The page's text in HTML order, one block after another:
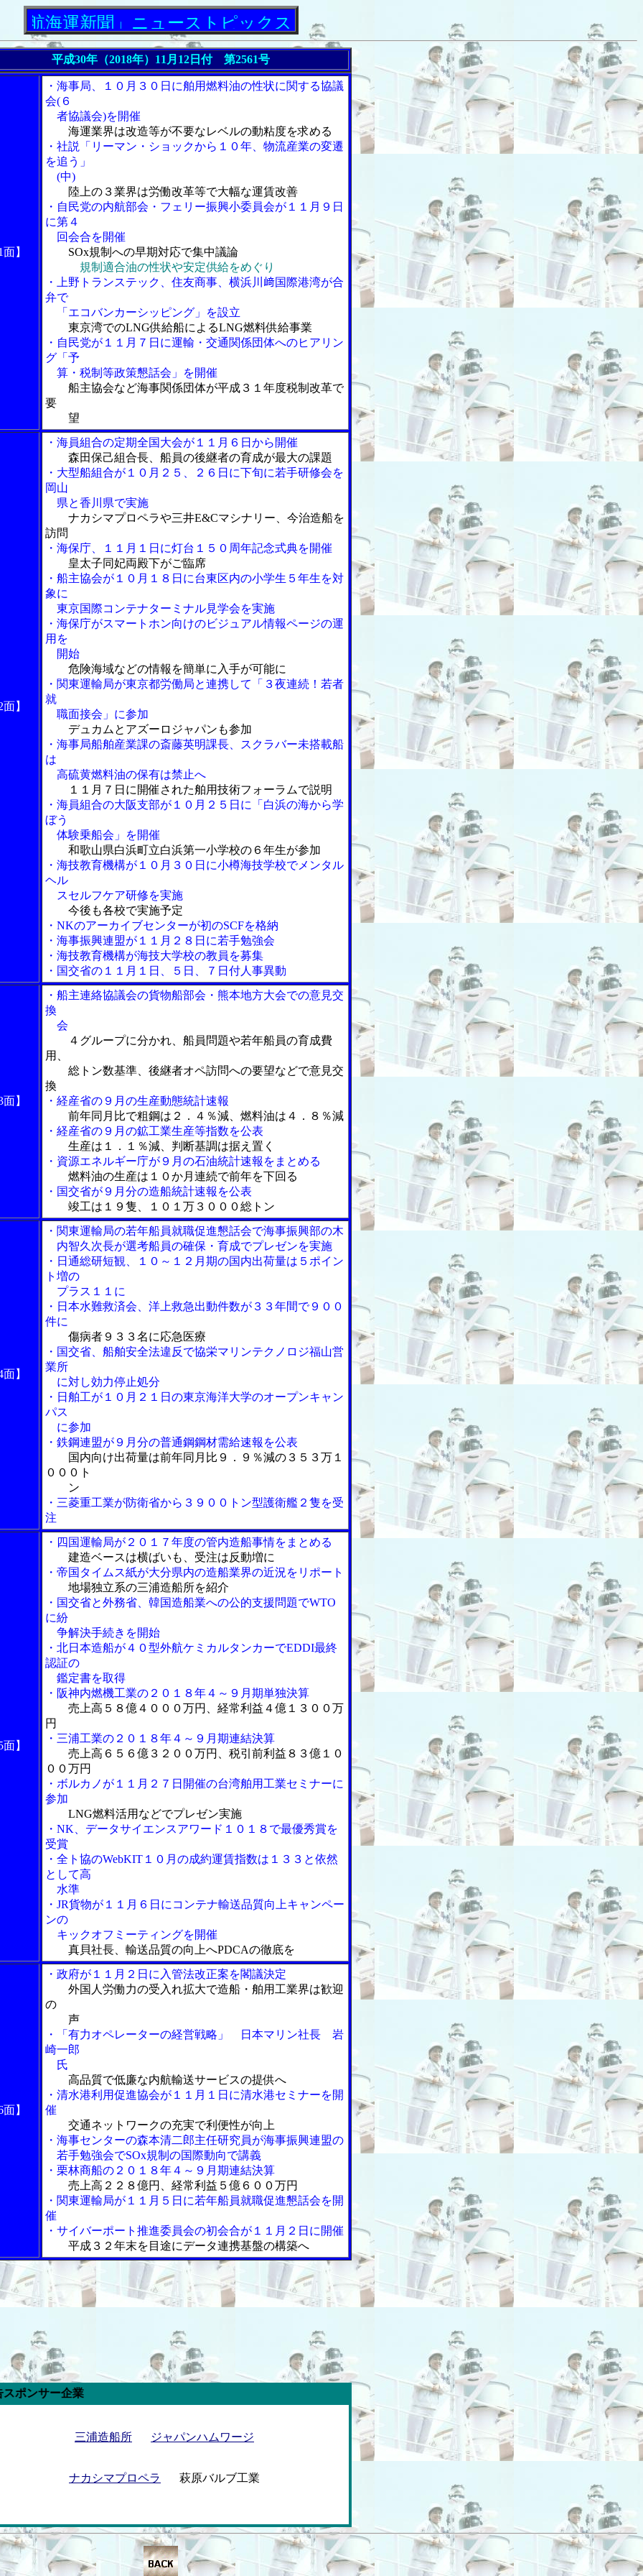
運新聞」ニューストピックス
平成30年（2018年） 11月12日付 第2561号
】
・海事局、１０月３０日に舶用燃料油の性状に関する協議
会(６
者協議会)を開催
海運業界は改造等が不要なレベルの動粘度を求める
・社説「リーマン・ショックから１０年、物流産業の変遷
を追う」
(中)
陸上の３業界は労働改革等で大幅な運賃改善
・自民党の内航部会・フェリー振興小委員会が１１月９日
に第４
回会合を開催
SOx規制への早期対応で集中議論
規制適合油の性状や安定供給をめぐり
・上野トランステック、住友商事、横浜川﨑国際港湾が合
弁で
「エコバンカーシッピング」を設立
東京湾でのLNG供給船によるLNG燃料供給事業
・自民党が１１月７日に運輸・交通関係団体へのヒアリン
グ「予
算・税制等政策懇話会」を開催
船主協会など海事関係団体が平成３１年度税制改革で
要
望
】
・海員組合の定期全国大会が１１月６日から開催
森田保己組合長、船員の後継者の育成が最大の課題
・大型船組合が１０月２５、２６日に下旬に若手研修会を
岡山
県と香川県で実施
ナカシマプロペラや三井E&Cマシナリー、今治造船を
訪問
・海保庁、１１月１日に灯台１５０周年記念式典を開催
皇太子同妃両殿下がご臨席
・船主協会が１０月１８日に台東区内の小学生５年生を対
象に
東京国際コンテナターミナル見学会を実施
・海保庁がスマートホン向けのビジュアル情報ページの運
用を
開始
危険海域などの情報を簡単に入手が可能に
・関東運輸局が東京都労働局と連携して「３夜連続！若者
就
職面接会」に参加
デュカムとアズーロジャパンも参加
・海事局船舶産業課の斎藤英明課長、スクラバー未搭載船
は
高硫黄燃料油の保有は禁止へ
１１月７日に開催された舶用技術フォーラムで説明
・海員組合の大阪支部が１０月２５日に「白浜の海から学
ぼう
体験乗船会」を開催
和歌山県白浜町立白浜第一小学校の６年生が参加
・海技教育機構が１０月３０日に小樽海技学校でメンタル
ヘル
スセルフケア研修を実施
今後も各校で実施予定
・NKのアーカイブセンターが初のSCFを格納
・海事振興連盟が１１月２８日に若手勉強会
・海技教育機構が海技大学校の教員を募集
・国交省の１１月１日、５日、７日付人事異動
】
・船主連絡協議会の貨物船部会・熊本地方大会での意見交
換
会
４グループに分かれ、船員問題や若年船員の育成費
用、
総トン数基準、後継者オペ訪問への要望などで意見交
換
・経産省の９月の生産動態統計速報
前年同月比で粗鋼は２．４％減、燃料油は４．８％減
・経産省の９月の鉱工業生産等指数を公表
生産は１．１％減、判断基調は据え置く
・資源エネルギー庁が９月の石油統計速報をまとめる
燃料油の生産は１０か月連続で前年を下回る
・国交省が９月分の造船統計速報を公表
竣工は１９隻、１０１万３０００総トン
】
・関東運輸局の若年船員就職促進懇話会で海事振興部の木
内智久次長が選考船員の確保・育成でプレゼンを実施
・日通総研短観、１０～１２月期の国内出荷量は５ポイン
ト増の
プラス１１に
・日本水難救済会、洋上救急出動件数が３３年間で９００
件に
傷病者９３３名に応急医療
・国交省、船舶安全法違反で協栄マリンテクノロジ福山営
業所
に対し効力停止処分
・日舶工が１０月２１日の東京海洋大学のオープンキャン
パス
に参加
・鉄鋼連盟が９月分の普通鋼鋼材需給速報を公表
国内向け出荷量は前年同月比９．９％減の３５３万１
０００ト
ン
・三菱重工業が防衛省から３９００トン型護衛艦２隻を受
注
】
・四国運輸局が２０１７年度の管内造船事情をまとめる
建造ベースは横ばいも、受注は反動増に
・帝国タイムス紙が大分県内の造船業界の近況をリポート
地場独立系の三浦造船所を紹介
・国交省と外務省、韓国造船業への公的支援問題でWTO
に紛
争解決手続きを開始
・北日本造船が４０型外航ケミカルタンカーでEDDI最終
認証の
鑑定書を取得
・阪神内燃機工業の２０１８年４～９月期単独決算
売上高５８億４０００万円、経常利益４億１３００万
円
・三浦工業の２０１８年４～９月期連結決算
売上高６５６億３２００万円、税引前利益８３億１０
００万円
・ボルカノが１１月２７日開催の台湾舶用工業セミナーに
参加
LNG燃料活用などでプレゼン実施
・NK、データサイエンスアワード１０１８で最優秀賞を
受賞
・全ト協のWebKIT１０月の成約運賃指数は１３３と依然
として高
水準
・JR貨物が１１月６日にコンテナ輸送品質向上キャンペー
ンの
キックオフミーティングを開催
真貝社長、輸送品質の向上へPDCAの徹底を
】
・政府が１１月２日に入管法改正案を閣議決定
外国人労働力の受入れ拡大で造船・舶用工業界は歓迎
の
声
・「有力オペレーターの経営戦略」 日本マリン社長 岩
崎一郎
氏
高品質で低廉な内航輸送サービスの提供へ
・清水港利用促進協会が１１月１日に清水港セミナーを開
催
交通ネットワークの充実で利便性が向上
・海事センターの森本清二郎主任研究員が海事振興連盟の
若手勉強会でSOx規制の国際動向で講義
・栗林商船の２０１８年４～９月期連結決算
売上高２２８億円、経常利益５億６００万円
・関東運輸局が１１月５日に若年船員就職促進懇話会を開
催
・サイバーポート推進委員会の初会合が１１月２日に開催
平成３２年末を目途にデータ連携基盤の構築へ
三浦造船所 ジャパンハムワージ
ナカシマプロペラ 萩原バルブ工業